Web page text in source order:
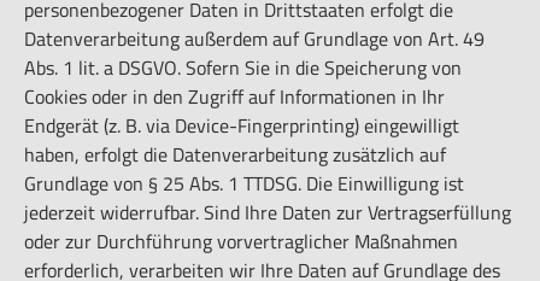
personenbezogener Daten in Drittstaaten erfolgt die
Datenverarbeitung außerdem auf Grundlage von Art. 49
Abs. 1 lit. a DSGVO. Sofern Sie in die Speicherung von
Cookies oder in den Zugriff auf Informationen in Ihr
Endgerät (z. B. via Device-Fingerprinting) eingewilligt
haben, erfolgt die Datenverarbeitung zusätzlich auf
Grundlage von § 25 Abs. 1 TTDSG. Die Einwilligung ist
jederzeit widerrufbar. Sind Ihre Daten zur Vertragserfüllung
oder zur Durchführung vorvertraglicher Maßnahmen
erforderlich, verarbeiten wir Ihre Daten auf Grundlage des